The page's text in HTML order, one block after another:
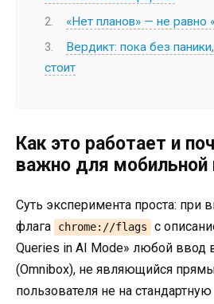
«Нет планов» — не равно
Вердикт: пока без
стоит
Как это работает и
важно для
Суть эксперимента проста: при
флага
chrome://flags
с
Queries in AI Mode» любой ввод
(Omnibox), не являющийся
пользователя не на